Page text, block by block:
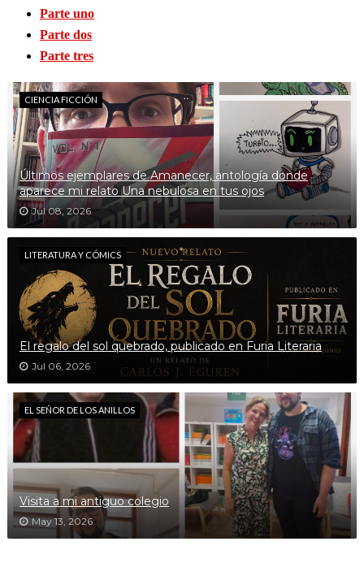
Parte uno
Parte dos
Parte tres
CIENCIA FICCIÓN
Últimos ejemplares de Amanecer, antología donde
aparece mi relato Una nebulosa en tus ojos
Jul 08, 2026
LITERATURA Y CÓMICS
El regalo del sol quebrado, publicado en Furia Literaria
Jul 06, 2026
EL SEÑOR DE LOS ANILLOS
Visita a mi antiguo colegio
May 13, 2026